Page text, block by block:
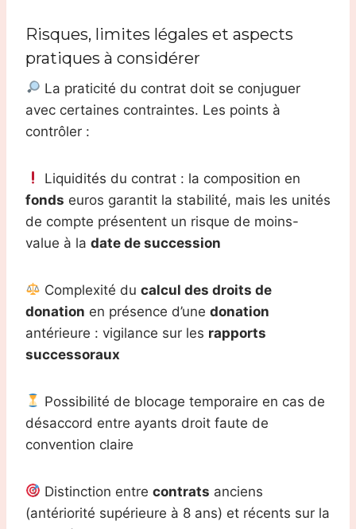
Risques, limites légales et aspects
pratiques à considérer
La praticité du contrat doit se conjuguer
avec certaines contraintes. Les points à
contrôler :
Liquidités du contrat : la composition en
fonds euros garantit la stabilité, mais les unités
de compte présentent un risque de moins-
value à la date de succession
Complexité ducalcul des droits de
donation en présence d’une donation
antérieure : vigilance sur les rapports
successoraux
Possibilité de blocage temporaire en cas de
désaccord entre ayants droit faute de
convention claire
Distinction entrecontrats anciens
(antériorité supérieure à 8 ans) et récents sur la